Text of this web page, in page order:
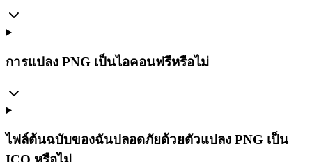
การแปลง PNG เป็นไอคอนฟรีหรือไม่
ไฟล์ต้นฉบับของฉันปลอดภัยด้วยตัวแปลง PNG เป็น